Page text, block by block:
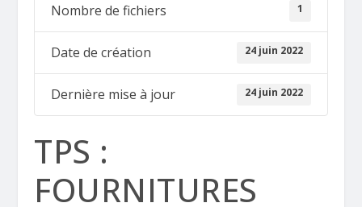
Nombre de fichiers 1
Date de création 24 juin 2022
Dernière mise à jour 24 juin 2022
TPS :
FOURNITURES